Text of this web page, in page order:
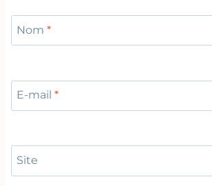
Nom *
E-mail *
Site